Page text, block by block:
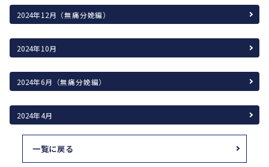
2024年12月（無痛分娩編）
2024年10月
2024年6月（無痛分娩編）
2024年4月
一覧に戻る